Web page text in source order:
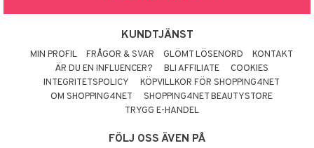
KUNDTJÄNST
MIN PROFIL FRÅGOR & SVAR GLÖMT LÖSENORD
KONTAKT
ÄR DU EN INFLUENCER?
BLI AFFILIATE
COOKIES
INTEGRITETSPOLICY
KÖPVILLKOR FÖR SHOPPING4NET
OM SHOPPING4NET
SHOPPING4NET BEAUTYSTORE
TRYGG E-HANDEL
FÖLJ OSS ÄVEN PÅ